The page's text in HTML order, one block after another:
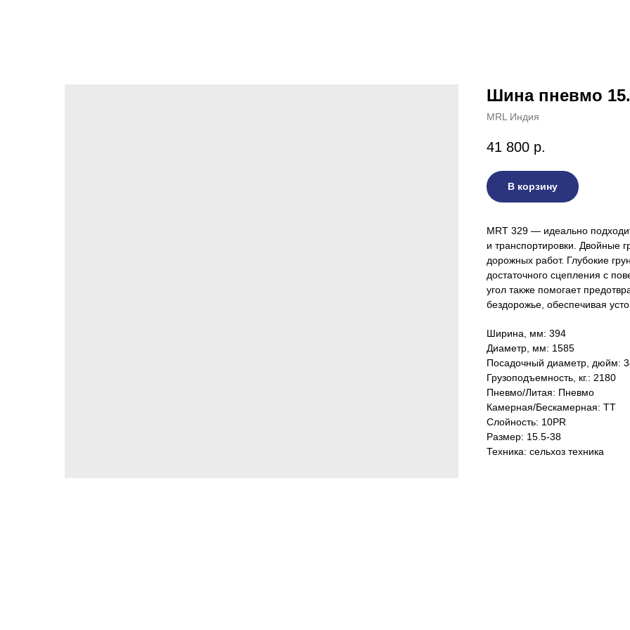
Шина пневмо
MRL Индия
41 800 р.
В корзину
MRT 329 — идеально
и транспортировки. Двойные
дорожных работ. Глубокие
достаточного сцепления с
угол также помогает
бездорожье, обеспечивая
Ширина, мм: 394
Диаметр, мм: 1585
Посадочный диаметр, дюйм:
Грузоподъемность, кг.: 2180
Пневмо/Литая: Пневмо
Камерная/Бескамерная: TТ
Слойность: 10PR
Размер: 15.5-38
Техника: сельхоз техника